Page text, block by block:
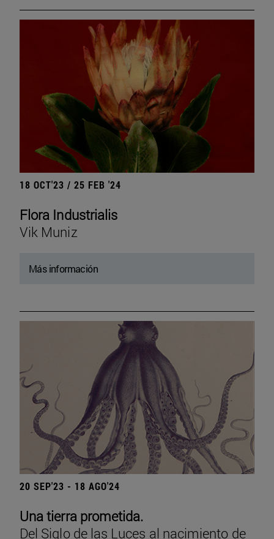
18 OCT'23 / 25 FEB '24
Flora Industrialis
Vik Muniz
Más información
20 SEP'23 - 18 AGO'24
Una tierra prometida.
Del Siglo de las Luces al nacimiento de